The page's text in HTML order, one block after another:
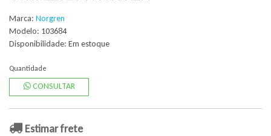
Marca: Norgren
Modelo: 103684
Disponibilidade: Em estoque
Quantidade
CONSULTAR
Estimar frete